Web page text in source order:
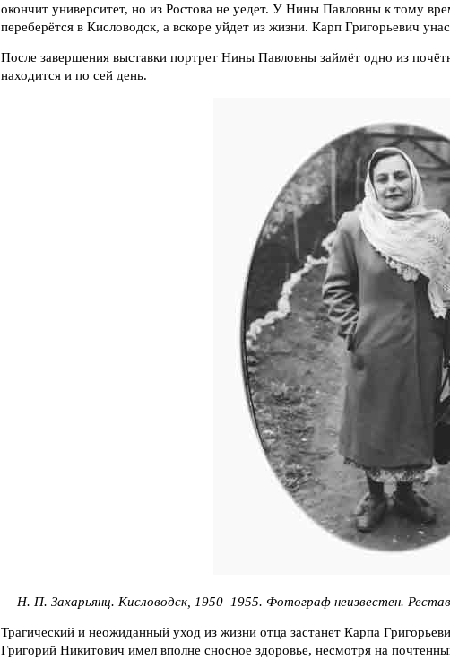
окончит университет, но из Ростова не уедет. У Нины Павловны к тому
переберётся в Кисловодск, а вскоре уйдет из жизни. Карп Григорьевич
После завершения выставки портрет Нины Павловны займёт одно из
находится и по сей день.
Н. П. Захарьянц. Кисловодск, 1950–1955. Фотограф неизвестен.
Трагический и неожиданный уход из жизни отца застанет Карпа
Григорий Никитович имел вполне сносное здоровье, несмотря на